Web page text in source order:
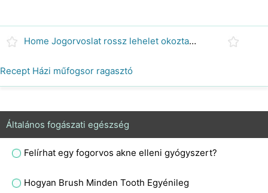
Home Jogorvoslat rossz lehelet okozta torokgyulladás
Recept Házi műfogsor ragasztó
Általános fogászati egészség
Felírhat egy fogorvos akne elleni gyógyszert?
Hogyan Brush Minden Tooth Egyénileg